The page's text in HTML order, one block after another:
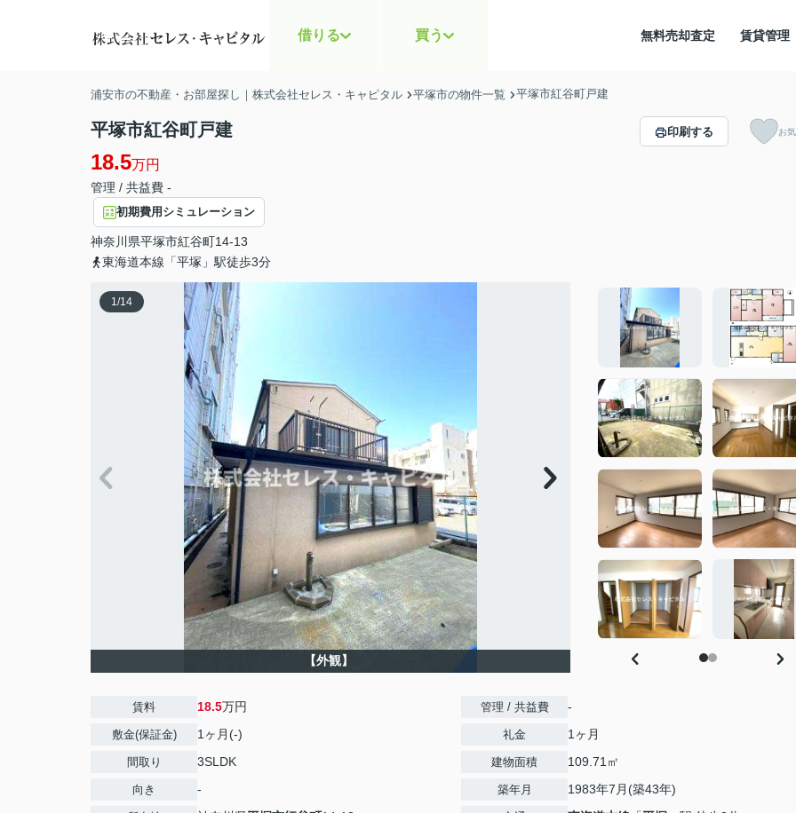
借りる 買う 無料売却査定 賃貸管
浦安市の不動産・お部屋探し｜株式会社セレス・キャピタル 平塚市の物件一覧 平塚市紅谷町戸建
平塚市紅谷町戸建
18.5万円
管理 / 共益費 -
初期費用シミュレーション
神奈川県平塚市紅谷町14-13
東海道本線「平塚」駅徒歩3分
印刷する お
1/14
【外観】
賃料 18.5万円
敷金(保証金) 1ヶ月(-)
間取り 3SLDK
向き -
管理 / 共益費 -
礼金 1ヶ月
建物面積 109.71㎡
築年月 1983年7月(築43年)